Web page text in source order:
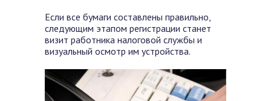
Если все бумаги составлены правильно,
следующим этапом регистрации станет
визит работника налоговой службы и
визуальный осмотр им устройства.